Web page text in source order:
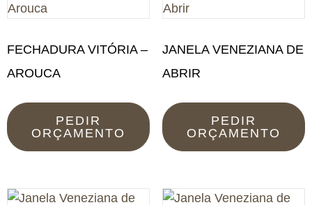
FECHADURA VITÓRIA –
AROUCA
PEDIR
ORÇAMENTO
JANELA VENEZIANA DE
ABRIR
PEDIR
ORÇAMENTO